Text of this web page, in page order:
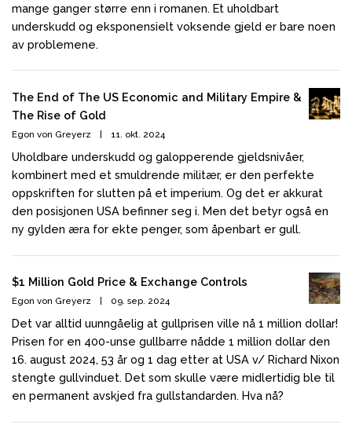
mange ganger større enn i romanen. Et uholdbart
underskudd og eksponensielt voksende gjeld er bare noen
av problemene.
The End of The US Economic and Military Empire &
The Rise of Gold
Egon von Greyerz | 11. okt. 2024
Uholdbare underskudd og galopperende gjeldsnivåer,
kombinert med et smuldrende militær, er den perfekte
oppskriften for slutten på et imperium. Og det er akkurat
den posisjonen USA befinner seg i. Men det betyr også en
ny gylden æra for ekte penger, som åpenbart er gull.
$1 Million Gold Price & Exchange Controls
Egon von Greyerz 09. sep. 2024
Det var alltid uunngåelig at gullprisen ville nå 1 million dollar!
Prisen for en 400-unse gullbarre nådde 1 million dollar den
16. august 2024, 53 år og 1 dag etter at USA v/ Richard Nixon
stengte gullvinduet. Det som skulle være midlertidig ble til
en permanent avskjed fra gullstandarden. Hva nå?